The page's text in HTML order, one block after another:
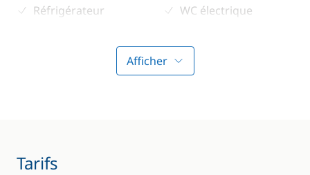
Réfrigérateur
WC électrique
Afficher
Tarifs